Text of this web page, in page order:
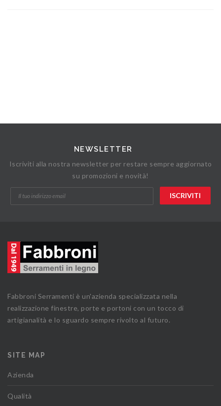
NEWSLETTER
Iscriviti alla nostra newsletter per restare sempre aggiornato
su promozioni e novità!
Fabbroni Serramenti è un'azienda specializzata nella
realizzazione finestre, porte e portoni con un tocco di
artigianalità e lo sguardo sempre rivolto al futuro.
SITE MAP
Azienda
Qualità